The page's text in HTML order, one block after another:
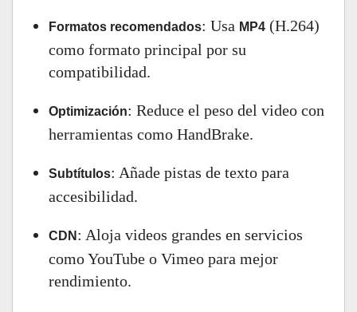
Formatos recomendados: Usa MP4 (H.264)
como formato principal por su
compatibilidad.
Optimización: Reduce el peso del video con
herramientas como HandBrake.
Subtítulos: Añade pistas de texto para
accesibilidad.
CDN : Aloja videos grandes en servicios
como YouTube o Vimeo para mejor
rendimiento.